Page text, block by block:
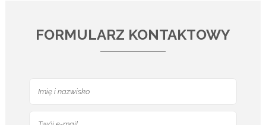
FORMULARZ KONTAKTOWY